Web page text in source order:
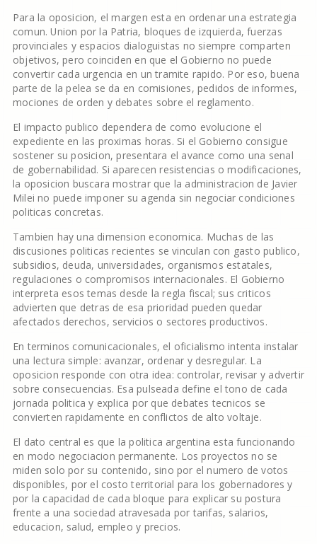
Para la oposicion, el margen esta en ordenar una estrategia
comun. Union por la Patria, bloques de izquierda, fuerzas
provinciales y espacios dialoguistas no siempre comparten
objetivos, pero coinciden en que el Gobierno no puede
convertir cada urgencia en un tramite rapido. Por eso, buena
parte de la pelea se da en comisiones, pedidos de informes,
mociones de orden y debates sobre el reglamento.
El impacto publico dependera de como evolucione el
expediente en las proximas horas. Si el Gobierno consigue
sostener su posicion, presentara el avance como una senal
de gobernabilidad. Si aparecen resistencias o modificaciones,
la oposicion buscara mostrar que la administracion de Javier
Milei no puede imponer su agenda sin negociar condiciones
politicas concretas.
Tambien hay una dimension economica. Muchas de las
discusiones politicas recientes se vinculan con gasto publico,
subsidios, deuda, universidades, organismos estatales,
regulaciones o compromisos internacionales. El Gobierno
interpreta esos temas desde la regla fiscal; sus criticos
advierten que detras de esa prioridad pueden quedar
afectados derechos, servicios o sectores productivos.
En terminos comunicacionales, el oficialismo intenta instalar
una lectura simple: avanzar, ordenar y desregular. La
oposicion responde con otra idea: controlar, revisar y advertir
sobre consecuencias. Esa pulseada define el tono de cada
jornada politica y explica por que debates tecnicos se
convierten rapidamente en conflictos de alto voltaje.
El dato central es que la politica argentina esta funcionando
en modo negociacion permanente. Los proyectos no se
miden solo por su contenido, sino por el numero de votos
disponibles, por el costo territorial para los gobernadores y
por la capacidad de cada bloque para explicar su postura
frente a una sociedad atravesada por tarifas, salarios,
educacion, salud, empleo y precios.